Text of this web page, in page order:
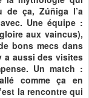
de ça, Zúñiga l’a
Une équipe :
aux vaincus),
bons mecs dans
a aussi des visites
Un match :
comme ça en
la rencontre qui